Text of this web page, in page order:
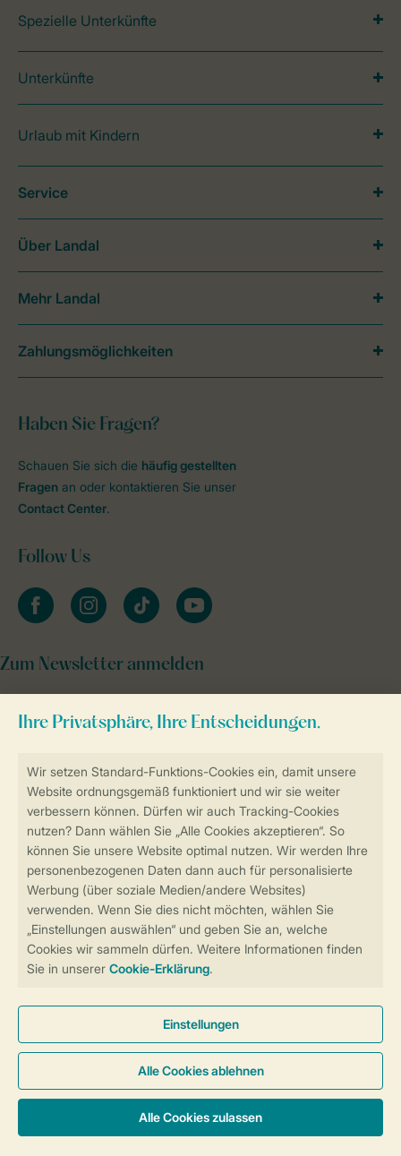
Sicherstellung Deiner Privatsphäre
Sicher und schnell zur Online-Buchung
Sichere Datenübertragung
Sicheres Bezahlen
Spezielle Unterkünfte
Unterkünfte
Urlaub mit Kindern
Haben Sie Fragen?
Schauen Sie sich die häufig gestellten
Fragen an oder kontaktieren Sie unser
Contact Center.
Follow Us
facebookinstagramtiktok youtube
Zum Newsletter anmelden
Service
Über Landal
Mehr Landal
Zahlungsmöglichkeiten
Cookies und Banner
Barrierefreiheit
© 2026 Landal GreenParks GmbH